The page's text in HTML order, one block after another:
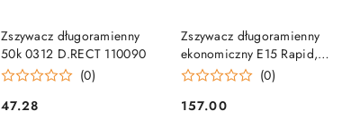
Zszywacz długoramienny
50k 0312 D.RECT 110090
(0)
Cena:
47.28
DO KOSZYKA
Zszywacz długoramienny
ekonomiczny E15 Rapid,
czarny, rok gwarancji, 20
(0)
Cena:
157.00
DO KOSZYKA